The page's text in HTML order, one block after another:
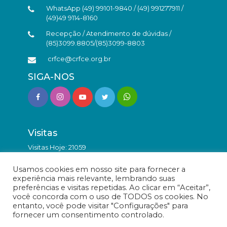
WhatsApp (49) 99101-9840 / (49) 991277911 /
(49)49 9114-8160
Recepção / Atendimento de dúvidas /
(85)3099.8805/(85)3099-8803
crfce@crfce.org.br
SIGA-NOS
Visitas
Visitas Hoje: 21059
Usamos cookies em nosso site para fornecer a
experiência mais relevante, lembrando suas
preferências e visitas repetidas. Ao clicar em “Aceitar”,
você concorda com o uso de TODOS os cookies. No
entanto, você pode visitar "Configurações" para
fornecer um consentimento controlado.